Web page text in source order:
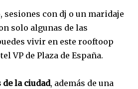
sesiones con dj o un maridaje
solo algunas de las
vivir en este rooftoop
VP de Plaza de España.
la ciudad, además de una